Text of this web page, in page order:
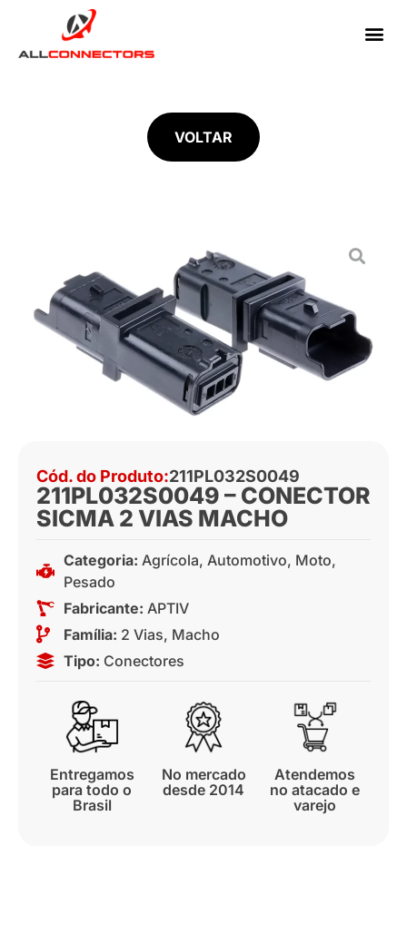
VOLTAR
Cód. do Produto:211PL032S0049
211PL032S0049 – CONECTOR
SICMA 2 VIAS MACHO
Categoria: Agrícola, Automotivo, Moto,
Pesado
Fabricante: APTIV
Família: 2 Vias, Macho
Tipo: Conectores
Entregamos
para todo o
Brasil
No mercado
desde 2014
Atendemos
no atacado e
varejo